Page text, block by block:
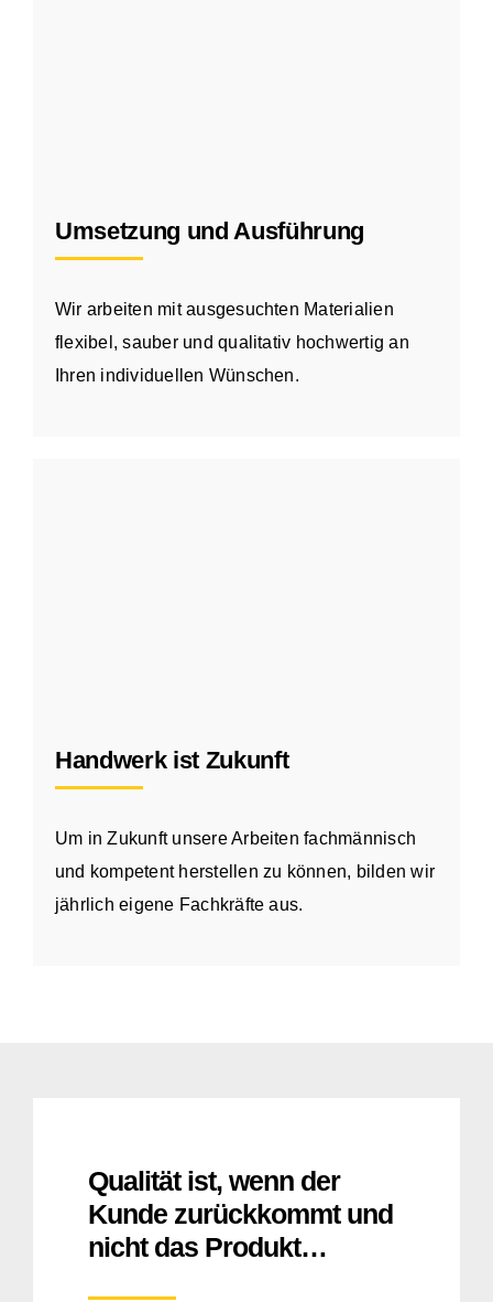
Umsetzung und Ausführung
Wir arbeiten mit ausgesuchten Materialien
flexibel, sauber und qualitativ hochwertig an
Ihren individuellen Wünschen.
Handwerk ist Zukunft
Um in Zukunft unsere Arbeiten fachmännisch
und kompetent herstellen zu können, bilden wir
jährlich eigene Fachkräfte aus.
Qualität ist, wenn der
Kunde zurückkommt und
nicht das Produkt…